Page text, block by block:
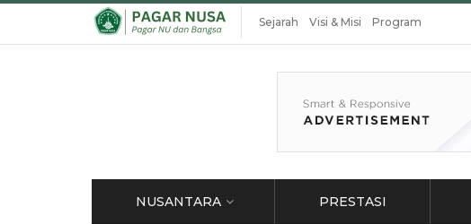
Sejarah Visi & Misi Program
NUSANTARA PRESTASI